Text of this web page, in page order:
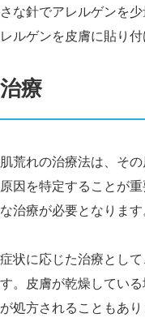
さな針でアレルゲンを
レルゲンを皮膚に貼り
治療
肌荒れの治療法は、そ
原因を特定することが
な治療が必要となります
症状に応じた治療として
す。皮膚が乾燥してい
が処方されることもあ